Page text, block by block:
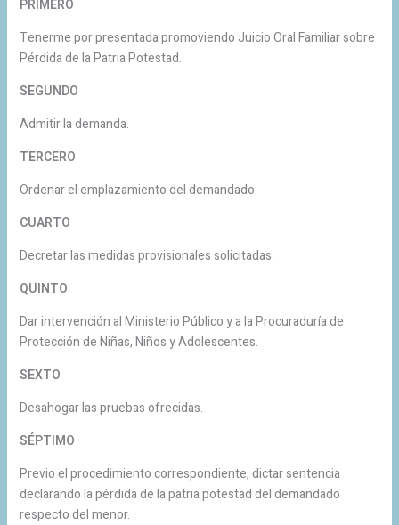
PRIMERO
Tenerme por presentada promoviendo Juicio Oral Familiar sobre
Pérdida de la Patria Potestad.
SEGUNDO
Admitir la demanda.
TERCERO
Ordenar el emplazamiento del demandado.
CUARTO
Decretar las medidas provisionales solicitadas.
QUINTO
Dar intervención al Ministerio Público y a la Procuraduría de
Protección de Niñas, Niños y Adolescentes.
SEXTO
Desahogar las pruebas ofrecidas.
SÉPTIMO
Previo el procedimiento correspondiente, dictar sentencia
declarando la pérdida de la patria potestad del demandado
respecto del menor.